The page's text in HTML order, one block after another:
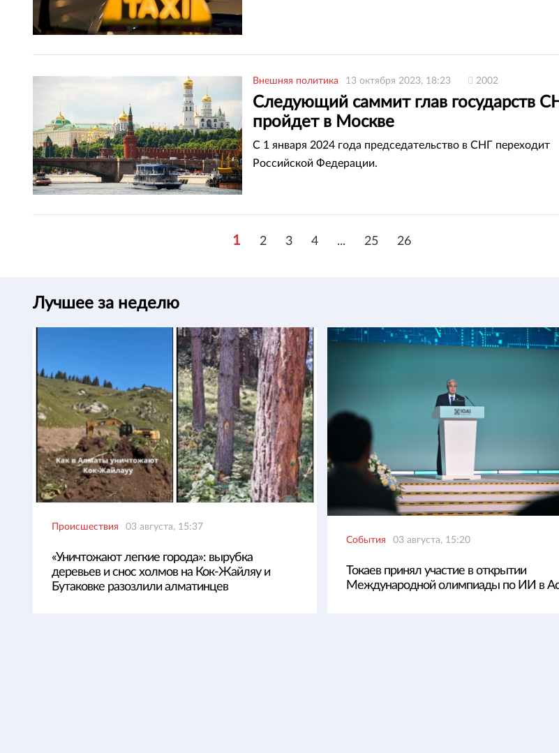
Внешняя политика 13 октября 2023, 18:23 2002
Следующий саммит глав государств
пройдет в Москве
С 1 января 2024 года председательство в СНГ переходит
Российской Федерации.
1 2 3 4 ... 25 26
Лучшее за неделю
Происшествия 03 августа, 15:37
«Уничтожают легкие города»: вырубка
деревьев и снос холмов на Кок-Жайляу и
Бутаковке разозлили алматинцев
События 03 августа, 15:20
Токаев принял участие в открытии
Международной олимпиады по ИИ в